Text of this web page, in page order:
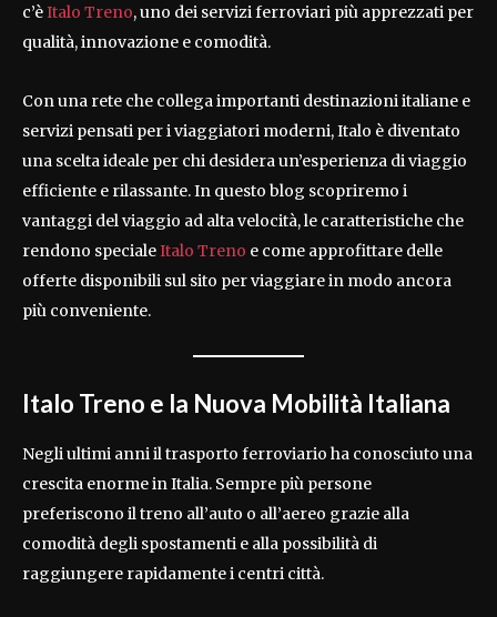
c’èItalo Treno, uno dei servizi ferroviari più apprezzati per
qualità, innovazione e comodità.
Con una rete che collega importanti destinazioni italiane e
servizi pensati per i viaggiatori moderni, Italo è diventato
una scelta ideale per chi desidera un’esperienza di viaggio
efficiente e rilassante. In questo blog scopriremo i
vantaggi del viaggio ad alta velocità, le caratteristiche che
rendono specialeItalo Treno e come approfittare delle
offerte disponibili sul sito per viaggiare in modo ancora
più conveniente.
Italo Treno e la Nuova Mobilità Italiana
Negli ultimi anni il trasporto ferroviario ha conosciuto una
crescita enorme in Italia. Sempre più persone
preferiscono il treno all’auto o all’aereo grazie alla
comodità degli spostamenti e alla possibilità di
raggiungere rapidamente i centri città.